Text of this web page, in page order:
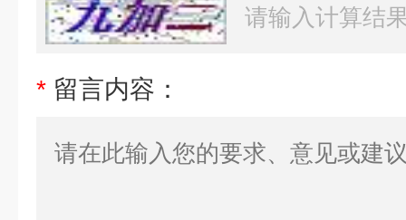
* 留言内容：